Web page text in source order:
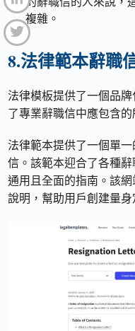
複雜。
8.法律範本辭職
法律模板提供了一個品
了專業辭職信中應包含的
法律範本提供了一個單
信。該範本迎合了各種
通用且全面的指南。該
說明，幫助用戶創建量身